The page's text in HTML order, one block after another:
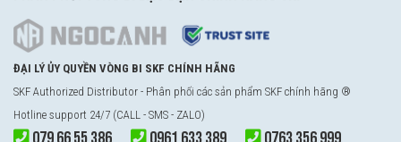
ĐẠI LÝ ỦY QUYỀN VÒNG BI SKF CHÍNH HÃNG
SKF Authorized Distributor - Phân phối các sản phẩm SKF chính hãng ®
Hotline support 24/7 (CALL - SMS - ZALO)